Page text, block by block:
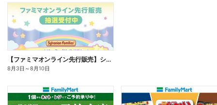
【ファミマオンライン先行販売】シルバニアファミリー
8月3日 ～8月10日